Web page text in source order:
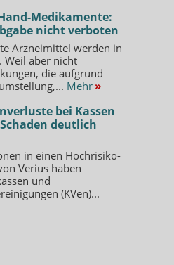
Medikamente:
nicht verboten
Arzneimittel werden in
Weil aber nicht
die aufgrund
Mehr »
bei Kassen
deutlich
in einen Hochrisiko-
Verius haben
und
(KVen)...